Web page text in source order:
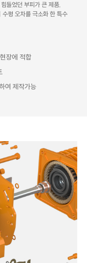
들었던 부피가 큰 제품,
평 오차를 극소화 한 특수
장에 적합
여 제작가능